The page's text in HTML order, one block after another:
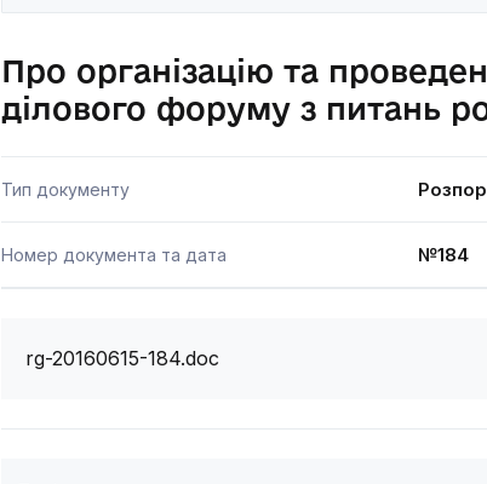
Про організацію та
ділового форуму з питань
Тип документу
Номер документа та дата №184
rg-20160615-184.doc